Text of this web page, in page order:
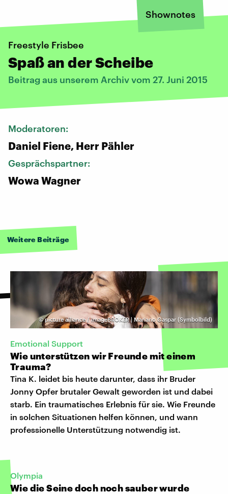
Shownotes
Freestyle Frisbee
Spaß an der Scheibe
Beitrag aus unserem Archiv vom 27. Juni 2015
Moderatoren:
Daniel Fiene, Herr Pähler
Gesprächspartner:
Wowa Wagner
Weitere Beiträge
©picture alliance / imageBROKER | Mariano Gaspar (Symbolbild)
Emotional Support
Wie unterstützen wir Freunde mit einem
Trauma?
Tina K. leidet bis heute darunter, dass ihr Bruder
Jonny Opfer brutaler Gewalt geworden ist und dabei
starb. Ein traumatisches Erlebnis für sie. Wie Freunde
in solchen Situationen helfen können, und wann
professionelle Unterstützung notwendig ist.
Olympia
Wie die Seine doch noch sauber wurde